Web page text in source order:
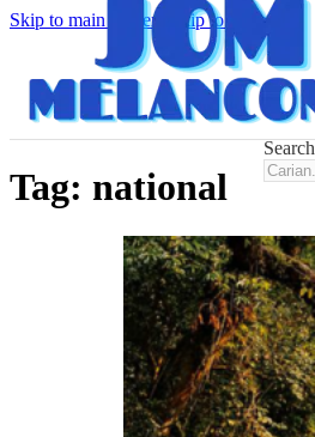
Skip to main content Skip to footer
Search
Tag: national